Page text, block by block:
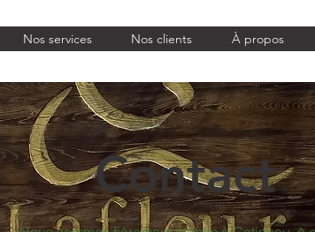
Nos services Nos clients À propos
Contact